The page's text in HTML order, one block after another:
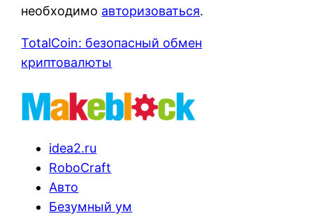
необходимо авторизоваться.
TotalCoin: безопасный обмен
криптовалюты
idea2.ru
RoboCraft
Авто
Безумный ум